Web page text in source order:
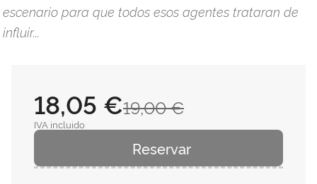
escenario para que todos esos agentes trataran de
influir...
19,00 €
18,05 €
IVA incluido
Reservar